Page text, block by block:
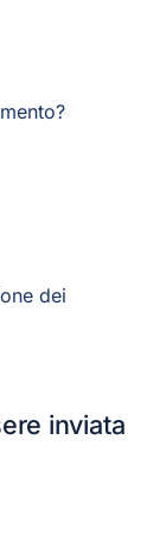
dei
inviata